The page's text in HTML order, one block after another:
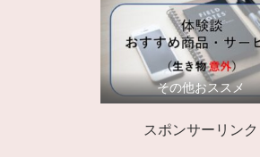
その他おススメ
スポンサーリンク